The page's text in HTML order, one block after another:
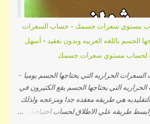
ثم معرفة نسبة البروتين والكاربوهيدرات
التي يحتاجها جسمك ((وهنا لينك حساب إحتياج
والكارب والدهون)). واليكم السعرات
داخل الوجبه وهذا الجدول سيسهل عليكم كيفية
بكل وجبه تأكلوها - جدول السعرات
مستوي سعرات جسمك - حساب السعرات
الجسم باللغه العربيه وبدون تعقيد - أسهل
لحساب مستوي سعرات جسمك
الحراريه التي يحتاجها الجسم يوميا -
التي يحتاجها الجسم يقع الكثيرون في
هي طريقه معقده جدا ومزعجه ولذلك
طريقه علي الاطلاق لحساب احتياجكم